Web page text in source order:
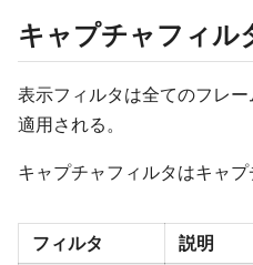
キャプチャフィル
表示フィルタは全てのフレ
適用される。
キャプチャフィルタはキャプ
フィルタ
説明